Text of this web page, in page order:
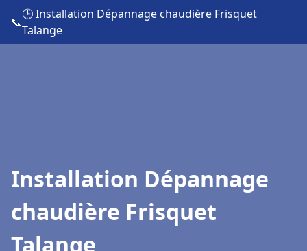
📞
🕒 Installation Dépannage chaudière Frisquet
Talange
Installation Dépannage
chaudière Frisquet
Talange